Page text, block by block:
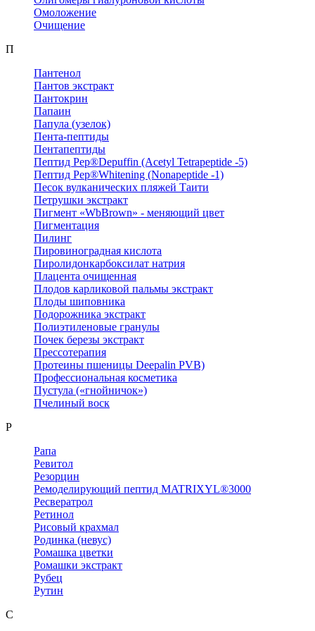
Омоложение
Очищение
П
Пантенол
Пантов экстракт
Пантокрин
Папаин
Папула (узелок)
Пента-пептиды
Пентапептиды
Пептид Pep®Depuffin (Acetyl Tetrapeptide -5)
Пептид Pep®Whitening (Nonapeptide -1)
Песок вулканических пляжей Таити
Петрушки экстракт
Пигмент «WbBrown» - меняющий цвет
Пигментация
Пилинг
Пировиноградная кислота
Пиролидонкарбоксилат натрия
Плацента очищенная
Плодов карликовой пальмы экстракт
Плоды шиповника
Подорожника экстракт
Полиэтиленовые гранулы
Почек березы экстракт
Прессотерапия
Протеины пшеницы Deepalin PVB)
Профессиональная косметика
Пустула («гнойничок»)
Пчелиный воск
Р
Рапа
Ревитол
Резорцин
Ремоделирующий пептид MATRIXYL®3000
Ресвератрол
Ретинол
Рисовый крахмал
Родинка (невус)
Ромашка цветки
Ромашки экстракт
Рубец
Рутин
С